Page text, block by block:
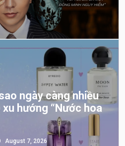
ngày càng nhiều
hướng “Nước hoa
August 7, 2026